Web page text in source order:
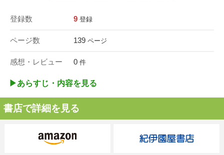
登録数 9 登録
ページ数 139 ページ
感想・レビュー 0 件
▶︎あらすじ・内容を見る
書店で詳細を見る